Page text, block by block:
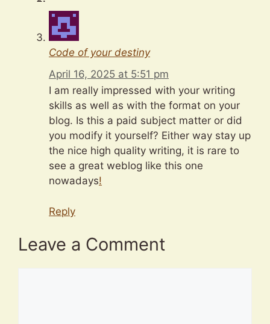
Code of your destiny
April 16, 2025 at 5:51 pm
I am really impressed with your writing
skills as well as with the format on your
blog. Is this a paid subject matter or did
you modify it yourself? Either way stay up
the nice high quality writing, it is rare to
see a great weblog like this one
nowadays!
Reply
Leave a Comment